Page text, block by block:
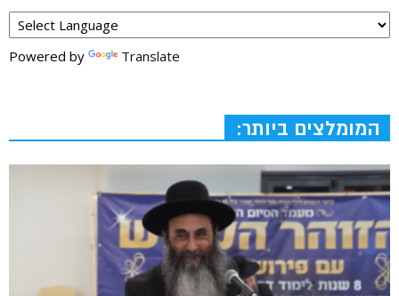
Powered by Translate
המומלצים ביותר: